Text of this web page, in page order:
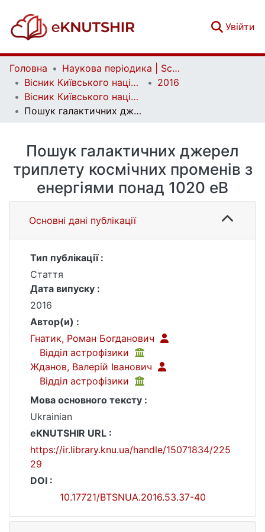
Увійти
Головна
Наукова періодика | Scientific periodicals
Вісник Київського національного університету імені Тараса Шевченка. Астрономія | Bulletin of Taras Shevchenko National University of Kyiv. Astronomy
2016
Вісник Київського національного університету імені Тараса Шевченка. Астрономія. Вип. 1(53)
Пошук галактичних джерел триплету космічних променів з енергіями понад 1020 еВ
Пошук галактичних джерел
триплету космічних променів з
енергіями понад 1020 еВ
Основні дані публікації
Тип публікації :
Стаття
Дата випуску :
2016
Автор(и) :
Гнатик, Роман Богданович
Відділ астрофізики
Жданов, Валерій Іванович
Відділ астрофізики
Мова основного тексту :
Ukrainian
eKNUTSHIR URL :
https://ir.library.knu.ua/handle/15071834/225
29
DOI :
10.17721/BTSNUA.2016.53.37-40